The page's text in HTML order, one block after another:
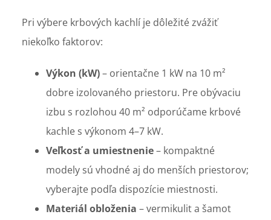
Pri výbere krbových kachlí je dôležité zvážiť
niekoľko faktorov:
Výkon (kW)– orientačne 1 kW na 10 m²
dobre izolovaného priestoru. Pre obývaciu
izbu s rozlohou 40 m² odporúčame krbové
kachle s výkonom 4–7 kW.
Veľkosť a umiestnenie– kompaktné
modely sú vhodné aj do menších priestorov;
vyberajte podľa dispozície miestnosti.
Materiál obloženia – vermikulit a šamot